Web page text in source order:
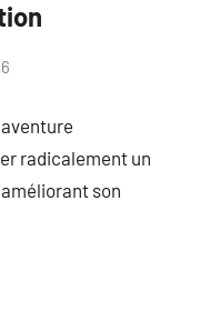
radicalement un
son